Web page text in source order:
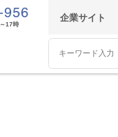
17時
企業サイト
Conduct
a
search